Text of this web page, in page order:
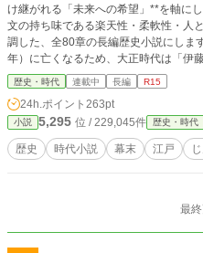
け継がれる「未来への希望」**を軸にします。 史実を土台にしなが
文の持ち味である楽天性・柔軟性・人
調した、全80章の長編歴史小説にします。 なお、伊藤博文は1909年（
年）に亡くなるため、大正時代は「伊
いう形で描きます。
歴史・時代 連載中 長編 R15
24h.ポイント 263pt
小説 5,295 位 / 229,045件 歴史・時代
歴史 時代小説 幕末 江戸
最